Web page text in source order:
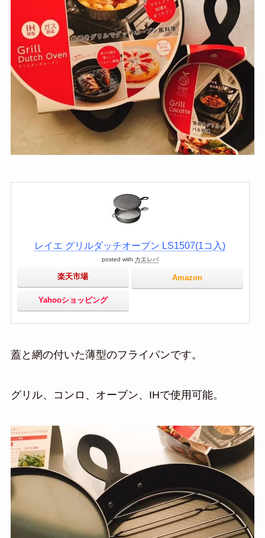
レイエ グリルダッチオーブン LS1507(1コ入)
posted with カエレバ
楽天市場 Amazon
Yahooショッピング
蓋と網の付いた薄型のフライパンです。
グリル、コンロ、オーブン、IHで使用可能。